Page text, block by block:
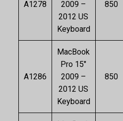
A1278
2009 –
2012 US
Keyboard
850
A1286
MacBook
Pro 15″
2009 –
2012 US
Keyboard
850